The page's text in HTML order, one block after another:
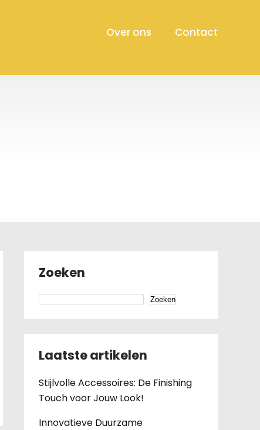
Over ons Contact
Zoeken
Zoeken
Laatste artikelen
Stijlvolle Accessoires: De Finishing
Touch voor Jouw Look!
Innovatieve Duurzame